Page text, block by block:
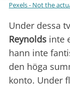
Pexels - Not the
Under dessa
Reynolds inte
hann inte
den höga
konto. Under